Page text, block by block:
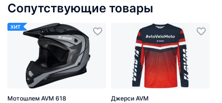
Сопутствующие товары
ХИТ
Мотошлем AVM 618 Джерси AVM